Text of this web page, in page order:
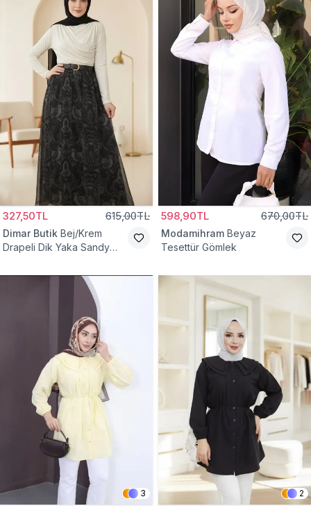
327,50TL 615,00TL
Dimar Butik Bej/Krem
Drapeli Dik Yaka Sandy
598,90TL 670,00TL
Modamihram Beyaz
Tesettür Gömlek
3 2